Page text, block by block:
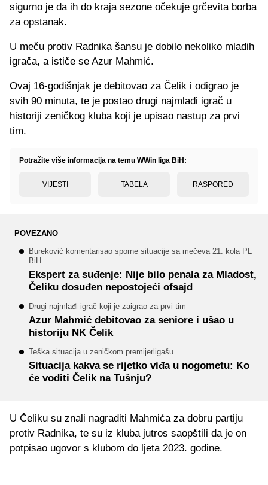
sigurno je da ih do kraja sezone očekuje grčevita borba
za opstanak.
U meču protiv Radnika šansu je dobilo nekoliko mladih
igrača, a ističe se Azur Mahmić.
Ovaj 16-godišnjak je debitovao za Čelik i odigrao je
svih 90 minuta, te je postao drugi najmlađi igrač u
historiji zeničkog kluba koji je upisao nastup za prvi
tim.
Potražite više informacija na temu WWin liga BiH:
VIJESTI TABELA RASPORED
POVEZANO
Bureković komentarisao sporne situacije sa mečeva 21. kola PL
BiH
Ekspert za suđenje: Nije bilo penala za Mladost,
Čeliku dosuđen nepostojeći ofsajd
Drugi najmlađi igrač koji je zaigrao za prvi tim
Azur Mahmić debitovao za seniore i ušao u
historiju NK Čelik
Teška situacija u zeničkom premijerligašu
Situacija kakva se rijetko viđa u nogometu: Ko
će voditi Čelik na Tušnju?
U Čeliku su znali nagraditi Mahmića za dobru partiju
protiv Radnika, te su iz kluba jutros saopštili da je on
potpisao ugovor s klubom do ljeta 2023. godine.